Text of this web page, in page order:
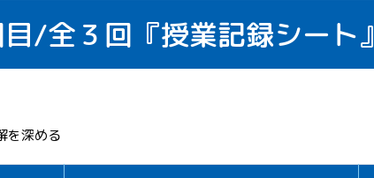
目/全３回 『授業記録シート』
を深める